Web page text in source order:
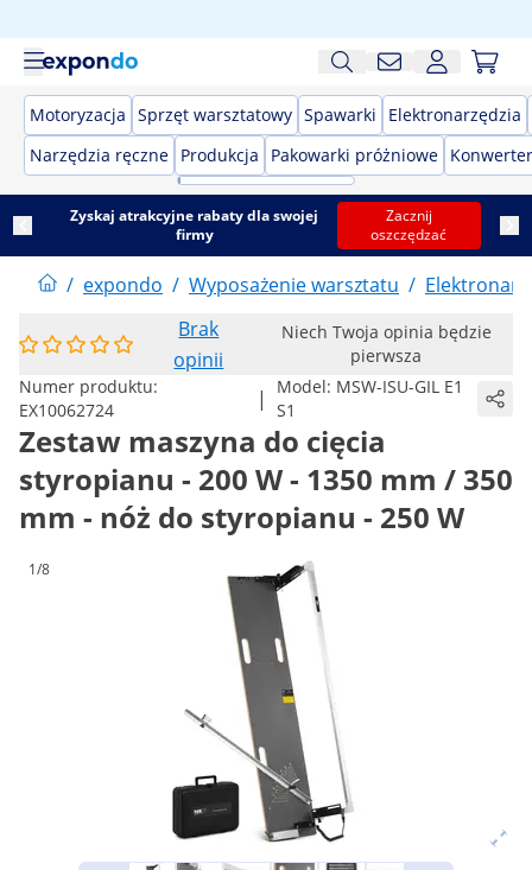
Motoryzacja Sprzęt warsztatowy Spawarki
Elektronarzędzia
Narzędzia ręczne Produkcja Pakowarki próżniowe
Zyskaj atrakcyjne rabaty dla swojej
firmy
Zacznij
oszczędzać
/ expondo / Wyposażenie warsztatu /
Brak
opinii
Niech Twoja opinia będzie
pierwsza
Numer produktu:
EX10062724
| Model: MSW-ISU-GIL E1
S1
Zestaw maszyna do cięcia
styropianu - 200 W - 1350 mm / 350
mm - nóż do styropianu - 250 W
1/8